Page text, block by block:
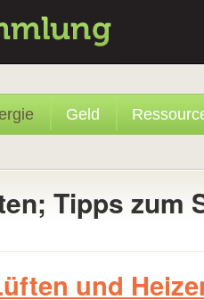
Geld
Tipps zum
und